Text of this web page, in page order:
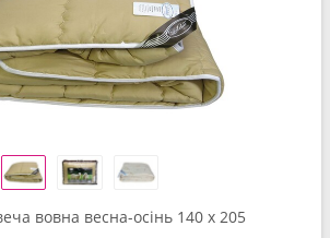
вовна весна-осінь 140 x 205